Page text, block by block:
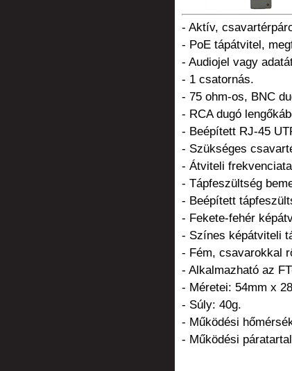
- Aktív,
- PoE tápátvitel,
- Audiojel vagy
- 1 csatornás.
- 75 ohm-os, BNC
- RCA dugó
- Beépített RJ-45
- Szükséges
- Átviteli
- Tápfeszültség
- Beépített
- Fekete-fehér
- Színes képátviteli
- Fém, csavarokkal
- Alkalmazható az
- Méretei: 54mm x
- Súly: 40g.
- Működési
- Működési